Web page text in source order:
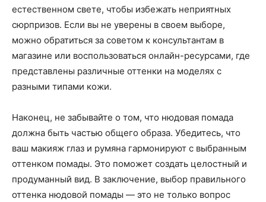
естественном свете, чтобы избежать неприятных
сюрпризов. Если вы не уверены в своем выборе,
можно обратиться за советом к консультантам в
магазине или воспользоваться онлайн-ресурсами, где
представлены различные оттенки на моделях с
разными типами кожи.
Наконец, не забывайте о том, что нюдовая помада
должна быть частью общего образа. Убедитесь, что
ваш макияж глаз и румяна гармонируют с выбранным
оттенком помады. Это поможет создать целостный и
продуманный вид. В заключение, выбор правильного
оттенка нюдовой помады — это не только вопрос